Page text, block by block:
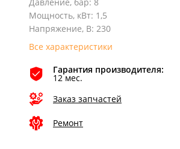
Мощность, кВт: 1,5
Напряжение, В: 230
Все характеристики
Гарантия производителя:
12 мес.
Заказ запчастей
Ремонт